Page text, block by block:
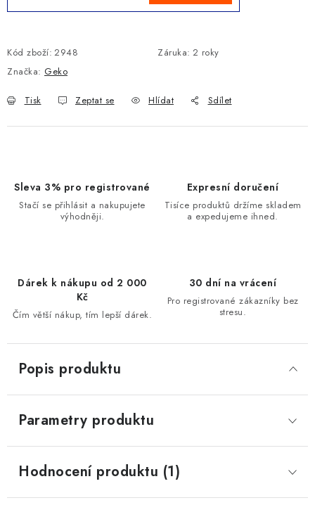
Kód zboží: 2948 Záruka: 2 roky
Značka: Geko
Tisk Zeptat se Hlídat Sdílet
Sleva 3% pro registrované
Stačí se přihlásit a nakupujete
výhodněji.
Expresní doručení
Tisíce produktů držíme skladem
a expedujeme ihned.
Dárek k nákupu od 2 000
Kč
Čím větší nákup, tím lepší dárek.
30 dní na vrácení
Pro registrované zákazníky bez
stresu.
Popis produktu
Parametry produktu
Hodnocení produktu (1)